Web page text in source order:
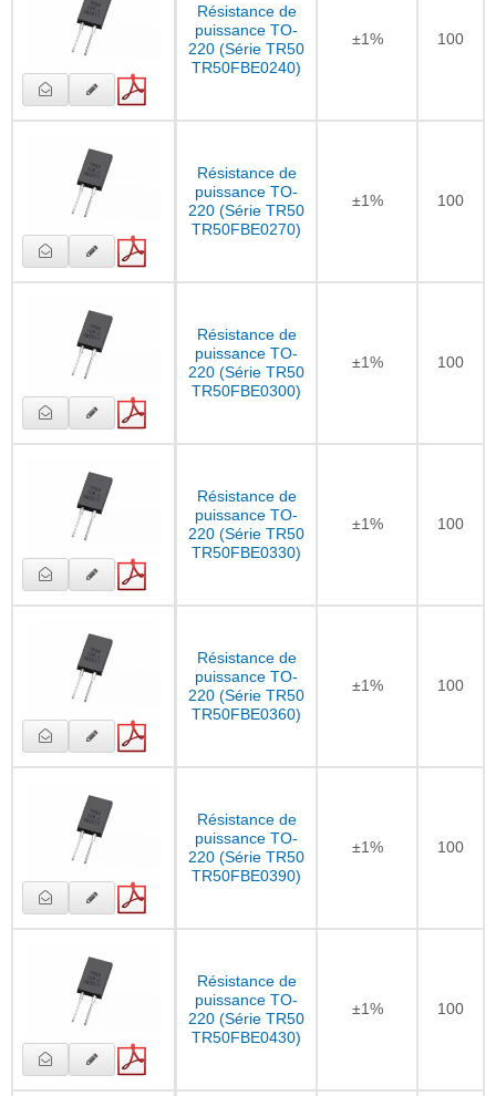
Résistance de
puissance TO-
220 (Série TR50
TR50FBE0240)
±1% 100
Résistance de
puissance TO-
220 (Série TR50
TR50FBE0270)
±1% 100
Résistance de
puissance TO-
220 (Série TR50
TR50FBE0300)
±1% 100
Résistance de
puissance TO-
220 (Série TR50
TR50FBE0330)
±1% 100
Résistance de
puissance TO-
220 (Série TR50
TR50FBE0360)
±1% 100
Résistance de
puissance TO-
220 (Série TR50
TR50FBE0390)
±1% 100
Résistance de
puissance TO-
220 (Série TR50
TR50FBE0430)
±1% 100